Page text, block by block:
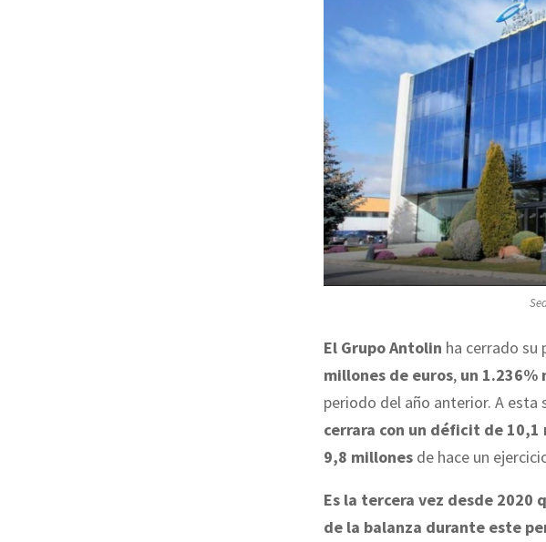
El Grupo Antolin ha cerrado su
millones de euros, un 1.236%
periodo del año anterior. A
cerrara con un déficit de
9,8 millones de hace un
Es la tercera vez desde 2020
de la balanza durante este